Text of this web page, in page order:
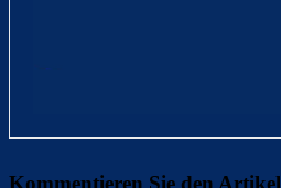
Kommentieren Sie den Artikel